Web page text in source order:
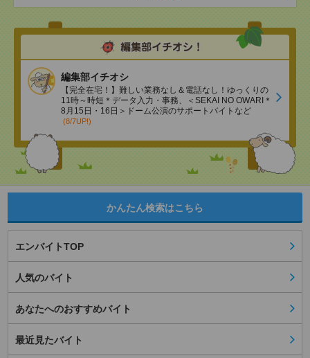
編集部イチオシ
【完全在宅！】難しい業務なし＆電話なし！ゆっくりの
11時～時短＊データ入力・事務、＜SEKAI NO OWARI＊
8月15日・16日＞ドーム公演のサポートバイトなど
(8/7UP!)
かんたん検索はこちら
エンバイトTOP
人気のバイト
あなたへのおすすめバイト
最近見たバイト